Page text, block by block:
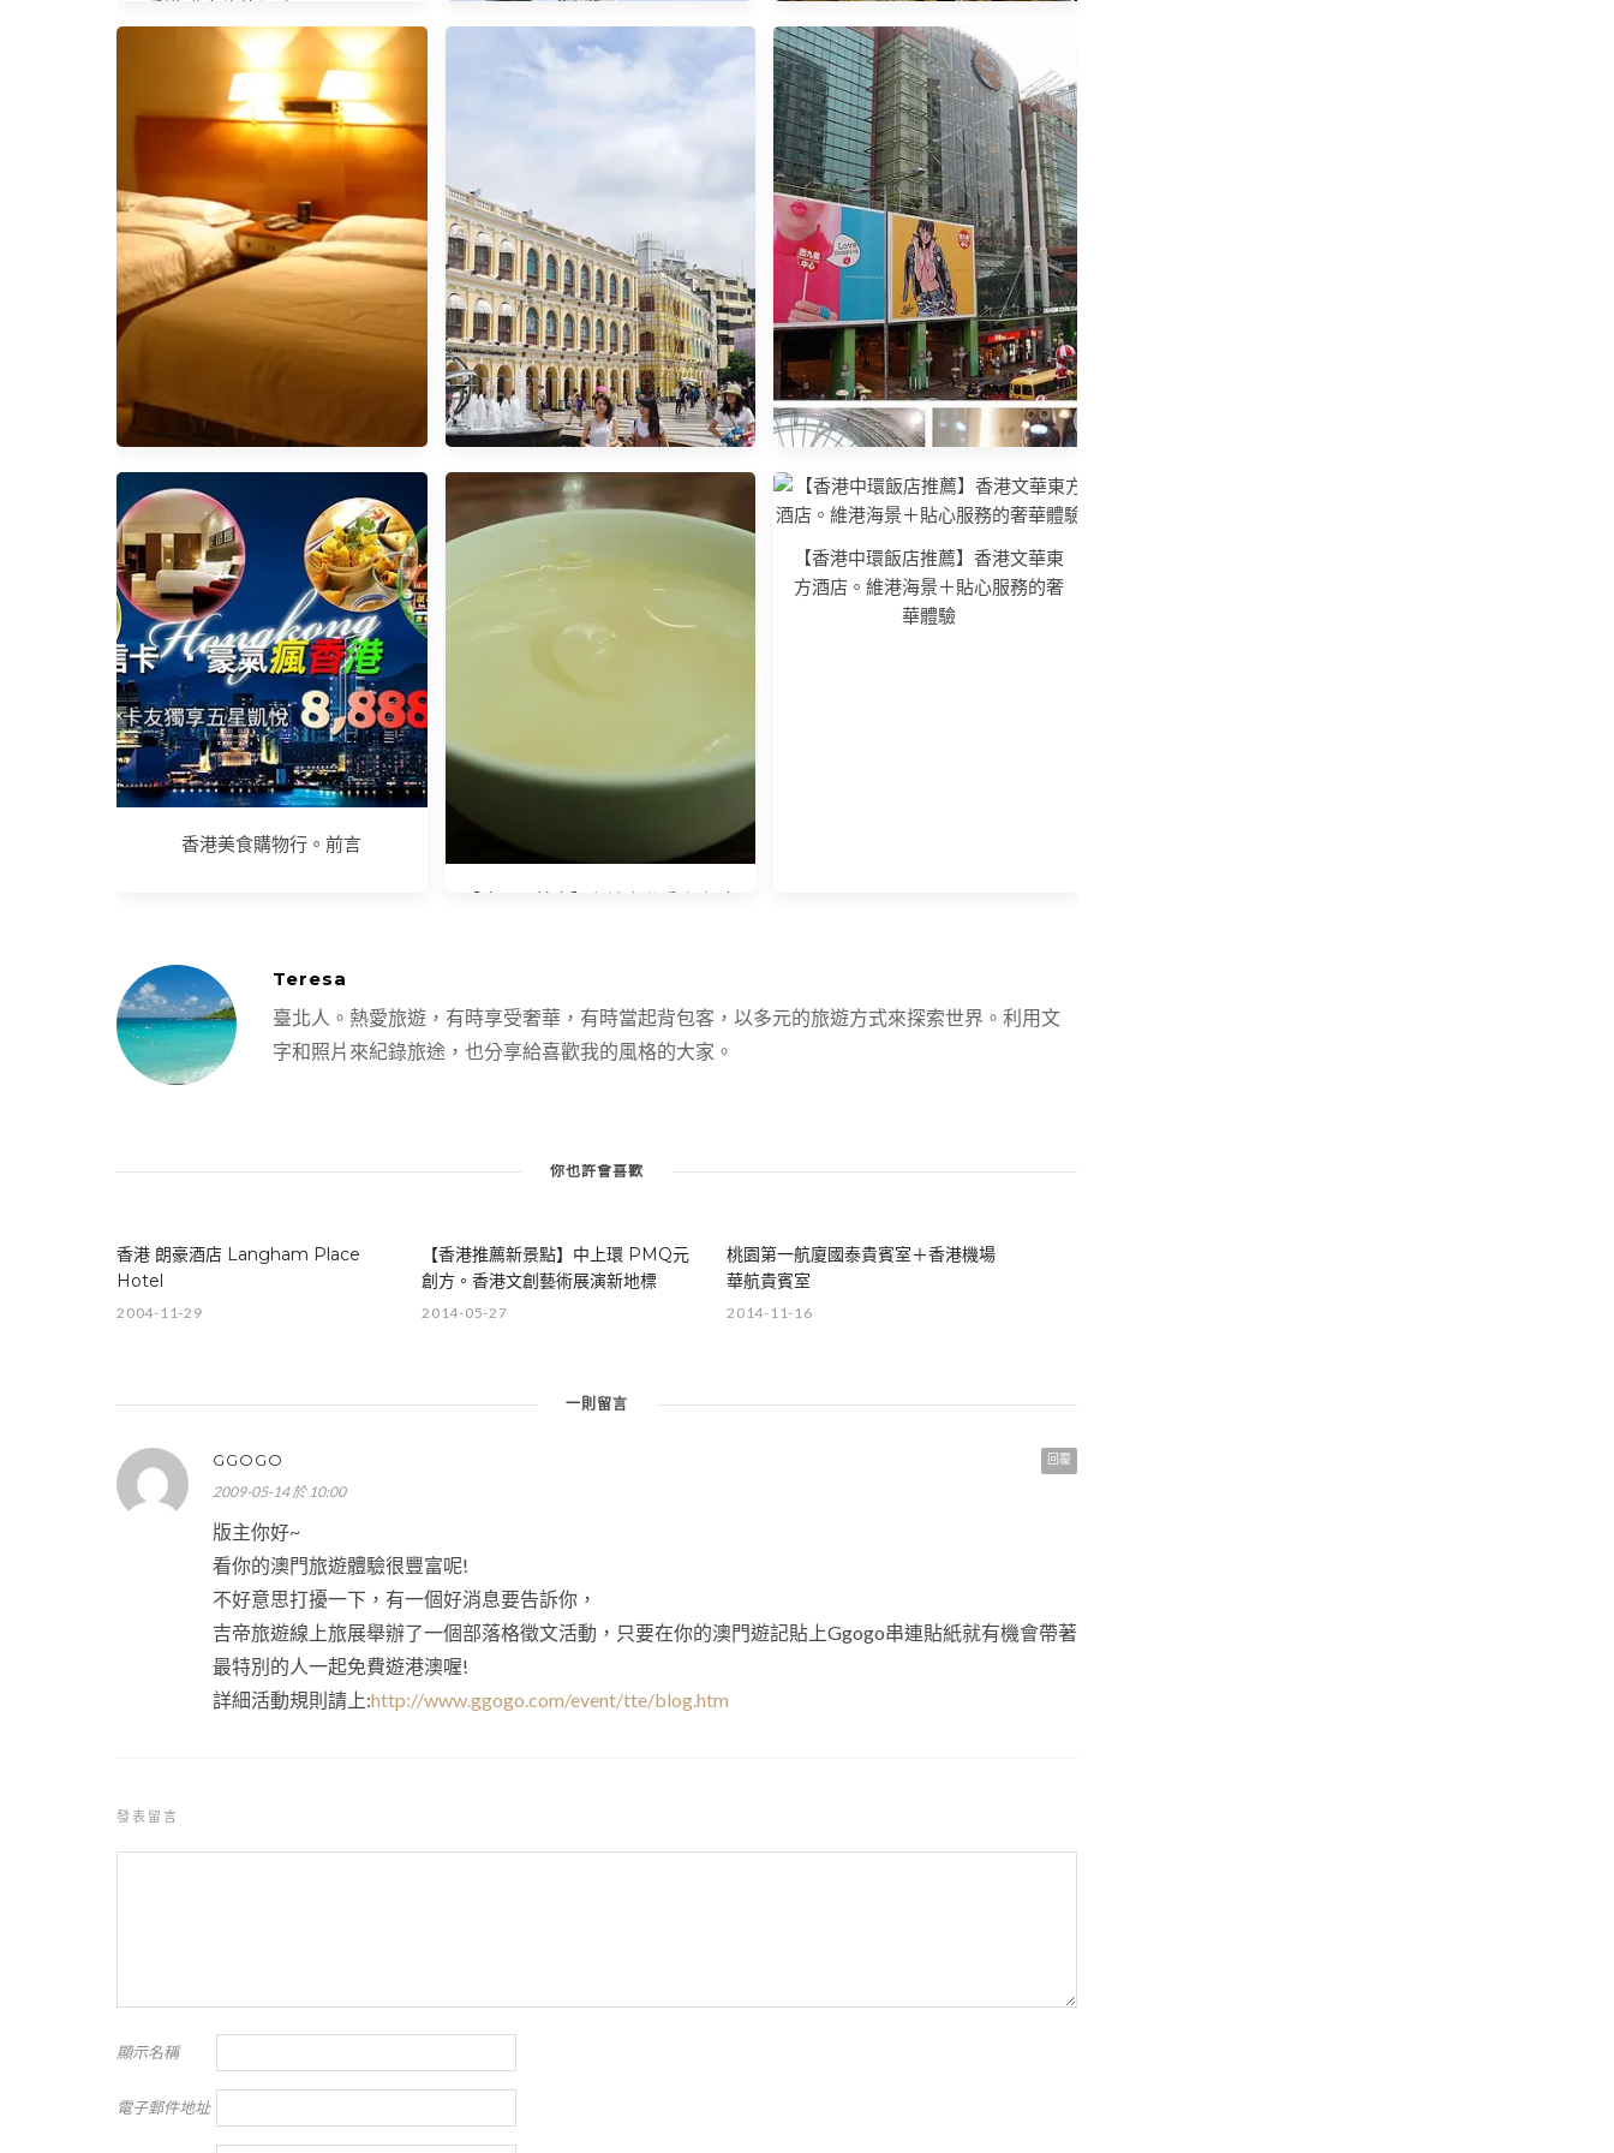
North Point
纜車、澳門旅遊塔便宜票券
澳門自由行—美食篇（永利軒、陶
陶居、葡國美食天地、榮記豆花、
檸檬車露、Sky21）
2006港澳之旅。住宿
澳門歷史城區：世界文化遺產之
旅，從大三巴到媽閣廟，欣賞中西
【香港自由行】西九龍中心：吃喝
香港美食購物行。前言
【香港中環飯店推薦】香港文華東
方酒店。維港海景＋貼心服務的奢
華體驗
Teresa
臺北人。熱愛旅遊，有時享受奢華，有時當起背包客，以多元的旅遊方式來探索世界。利用文
字和照片來紀錄旅途，也分享給喜歡我的風格的大家。
你也許會喜歡
香港 朗豪酒店 Langham Place
Hotel
2004-11-29
【香港推薦新景點】中上環 PMQ元
創方。香港文創藝術展演新地標
2014-05-27
桃園第一航廈國泰貴賓室＋香港機場
華航貴賓室
2014-11-16
一則留言
回覆
GGOGO
2009-05-14 於 10:00
版主你好~
看你的澳門旅遊體驗很豐富呢!
不好意思打擾一下，有一個好消息要告訴你，
吉帝旅遊線上旅展舉辦了一個部落格徵文活動，只要在你的澳門遊記貼上Ggogo串連貼紙就有機會帶著
最特別的人一起免費遊港澳喔!
詳細活動規則請上:http://www.ggogo.com/event/tte/blog.htm
發表留言
顯示名稱
電子郵件地址